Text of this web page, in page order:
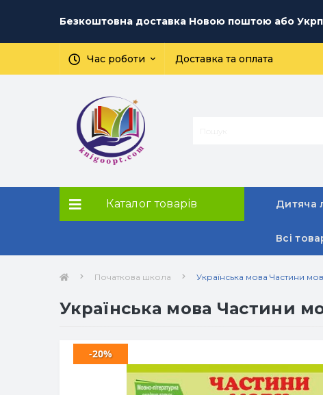
Безкоштовна доставка Новою поштою або
Час роботи Доставка та оплата
Каталог товарів Дитяча
Всі
Початкова школа Українська мова Частини
Українська мова Частини
-20%